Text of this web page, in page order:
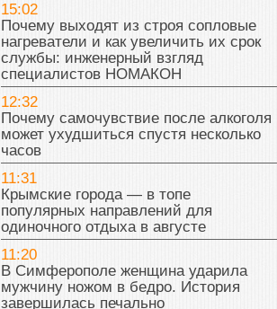
15:02
Почему выходят из строя сопловые
нагреватели и как увеличить их срок
службы: инженерный взгляд
специалистов НОМАКОН
12:32
Почему самочувствие после алкоголя
может ухудшиться спустя несколько
часов
11:31
Крымские города — в топе
популярных направлений для
одиночного отдыха в августе
11:20
В Симферополе женщина ударила
мужчину ножом в бедро. История
завершилась печально